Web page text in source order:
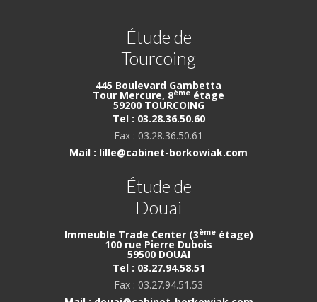
Étude de
Tourcoing
445 Boulevard Gambetta
Tour Mercure, 8ème étage
59200 TOURCOING
Tel : 03.28.36.50.60
Fax : 03.28.36.50.61
Mail : lille@cabinet-borkowiak.com
Étude de
Douai
Immeuble Trade Center (3èmeétage)
100 rue Pierre Dubois
59500 DOUAI
Tel : 03.27.94.58.51
Fax : 03.27.94.51.53